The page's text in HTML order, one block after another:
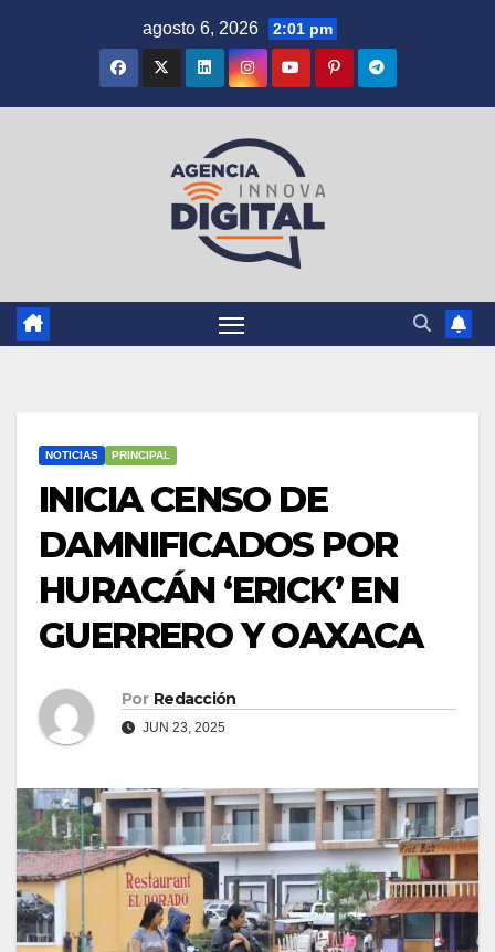
agosto 6, 2026 2:01 pm
NOTICIAS PRINCIPAL
INICIA CENSO DE
DAMNIFICADOS POR
HURACÁN ‘ERICK’ EN
GUERRERO Y OAXACA
Por Redacción
JUN 23, 2025